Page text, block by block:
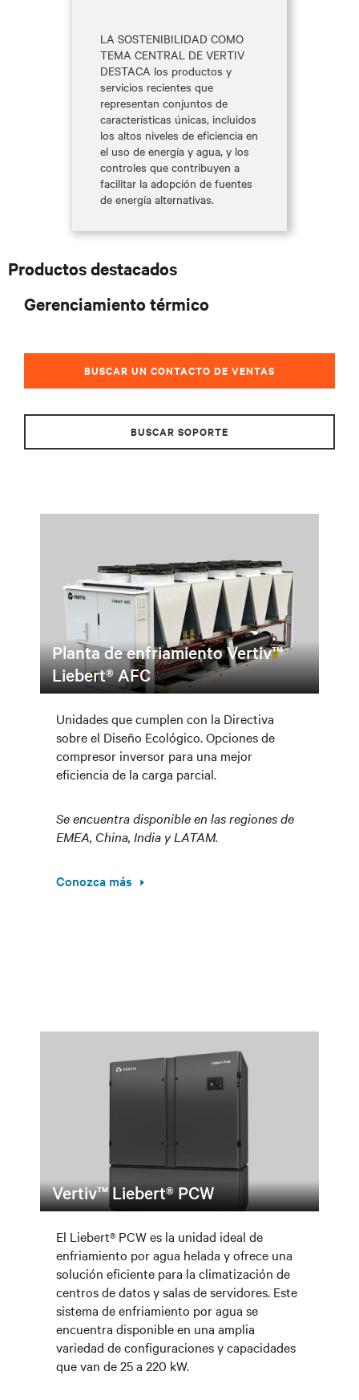
LA SOSTENIBILIDAD COMO
TEMA CENTRAL DE VERTIV
DESTACA los productos y
servicios recientes que
representan conjuntos de
características únicas, incluidos
los altos niveles de eficiencia en
el uso de energía y agua, y los
controles que contribuyen a
facilitar la adopción de fuentes
de energía alternativas.
Productos destacados
Gerenciamiento térmico
BUSCAR UN CONTACTO DE VENTAS
BUSCAR SOPORTE
Planta de enfriamiento Vertiv™
Liebert® AFC
Unidades que cumplen con la Directiva
sobre el Diseño Ecológico. Opciones de
compresor inversor para una mejor
eficiencia de la carga parcial.
Se encuentra disponible en las regiones de
EMEA, China, India y LATAM.
Conozca más
Vertiv™ Liebert® PCW
El Liebert® PCW es la unidad ideal de
enfriamiento por agua helada y ofrece una
solución eficiente para la climatización de
centros de datos y salas de servidores. Este
sistema de enfriamiento por agua se
encuentra disponible en una amplia
variedad de configuraciones y capacidades
que van de 25 a 220 kW.